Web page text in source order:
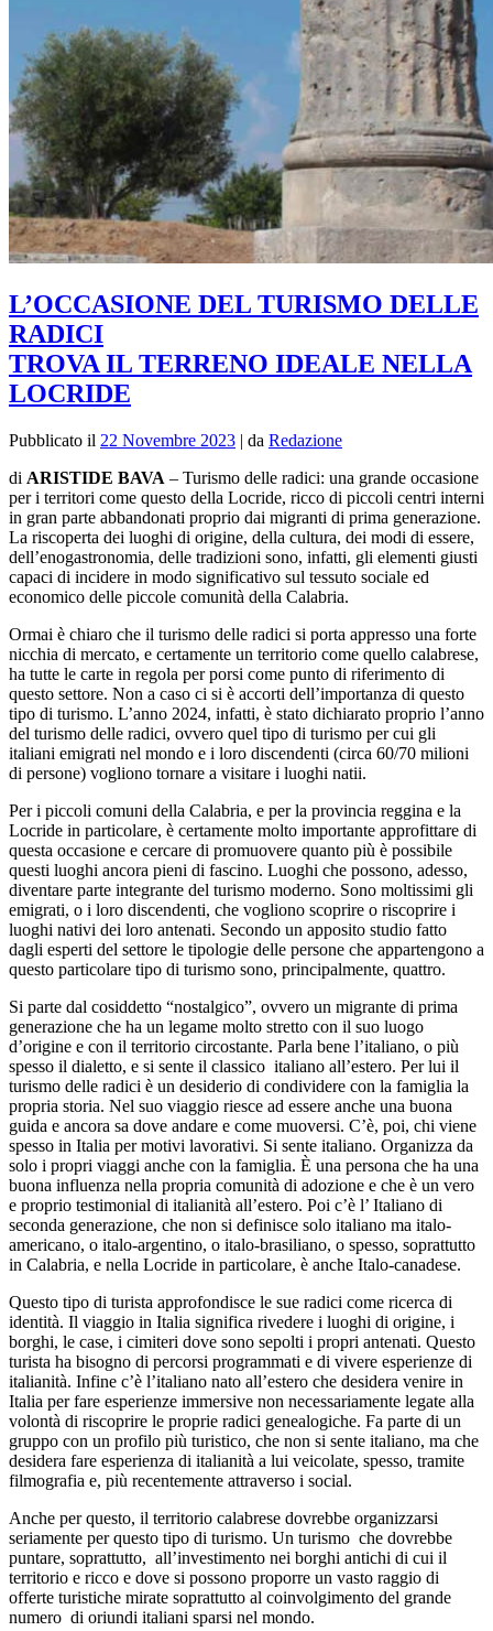
L’OCCASIONE DEL TURISMO DELLE
RADICI
TROVA IL TERRENO IDEALE NELLA
LOCRIDE
Pubblicato il 22 Novembre 2023 | da Redazione
di ARISTIDE BAVA – Turismo delle radici: una grande occasione
per i territori come questo della Locride, ricco di piccoli centri interni
in gran parte abbandonati proprio dai migranti di prima generazione.
La riscoperta dei luoghi di origine, della cultura, dei modi di essere,
dell’enogastronomia, delle tradizioni sono, infatti, gli elementi giusti
capaci di incidere in modo significativo sul tessuto sociale ed
economico delle piccole comunità della Calabria.
Ormai è chiaro che il turismo delle radici si porta appresso una forte
nicchia di mercato, e certamente un territorio come quello calabrese,
ha tutte le carte in regola per porsi come punto di riferimento di
questo settore. Non a caso ci si è accorti dell’importanza di questo
tipo di turismo. L’anno 2024, infatti, è stato dichiarato proprio l’anno
del turismo delle radici, ovvero quel tipo di turismo per cui gli
italiani emigrati nel mondo e i loro discendenti (circa 60/70 milioni
di persone) vogliono tornare a visitare i luoghi natii.
Per i piccoli comuni della Calabria, e per la provincia reggina e la
Locride in particolare, è certamente molto importante approfittare di
questa occasione e cercare di promuovere quanto più è possibile
questi luoghi ancora pieni di fascino. Luoghi che possono, adesso,
diventare parte integrante del turismo moderno. Sono moltissimi gli
emigrati, o i loro discendenti, che vogliono scoprire o riscoprire i
luoghi nativi dei loro antenati. Secondo un apposito studio fatto
dagli esperti del settore le tipologie delle persone che appartengono a
questo particolare tipo di turismo sono, principalmente, quattro.
Si parte dal cosiddetto “nostalgico”, ovvero un migrante di prima
generazione che ha un legame molto stretto con il suo luogo
d’origine e con il territorio circostante. Parla bene l’italiano, o più
spesso il dialetto, e si sente il classico italiano all’estero. Per lui il
turismo delle radici è un desiderio di condividere con la famiglia la
propria storia. Nel suo viaggio riesce ad essere anche una buona
guida e ancora sa dove andare e come muoversi. C’è, poi, chi viene
spesso in Italia per motivi lavorativi. Si sente italiano. Organizza da
solo i propri viaggi anche con la famiglia. È una persona che ha una
buona influenza nella propria comunità di adozione e che è un vero
e proprio testimonial di italianità all’estero. Poi c’è l’ Italiano di
seconda generazione, che non si definisce solo italiano ma italo-
americano, o italo-argentino, o italo-brasiliano, o spesso, soprattutto
in Calabria, e nella Locride in particolare, è anche Italo-canadese.
Questo tipo di turista approfondisce le sue radici come ricerca di
identità. Il viaggio in Italia significa rivedere i luoghi di origine, i
borghi, le case, i cimiteri dove sono sepolti i propri antenati. Questo
turista ha bisogno di percorsi programmati e di vivere esperienze di
italianità. Infine c’è l’italiano nato all’estero che desidera venire in
Italia per fare esperienze immersive non necessariamente legate alla
volontà di riscoprire le proprie radici genealogiche. Fa parte di un
gruppo con un profilo più turistico, che non si sente italiano, ma che
desidera fare esperienza di italianità a lui veicolate, spesso, tramite
filmografia e, più recentemente attraverso i social.
Anche per questo, il territorio calabrese dovrebbe organizzarsi
seriamente per questo tipo di turismo. Un turismo che dovrebbe
puntare, soprattutto, all’investimento nei borghi antichi di cui il
territorio e ricco e dove si possono proporre un vasto raggio di
offerte turistiche mirate soprattutto al coinvolgimento del grande
numero di oriundi italiani sparsi nel mondo.